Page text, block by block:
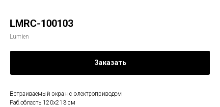
LMRC-100103
Lumien
Заказать
Встраиваемый экран с электроприводом
Раб.область 120х213 см